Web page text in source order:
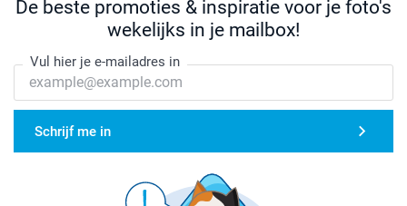
De beste promoties & inspiratie voor je foto's
wekelijks in je mailbox!
Vul hier je e-mailadres in
Schrijf me in